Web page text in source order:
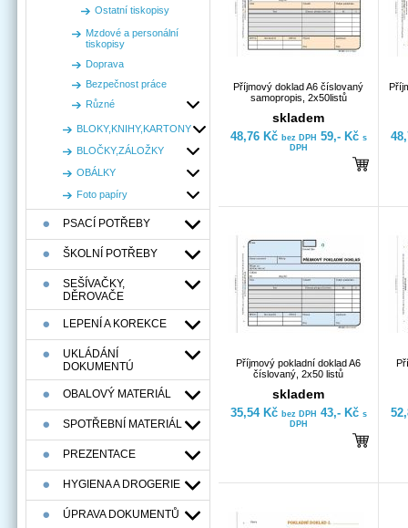
Ostatní tiskopisy
Mzdové a personální
tiskopisy
Doprava
Bezpečnost práce
Různé
BLOKY,KNIHY,KARTONY
BLOČKY,ZÁLOŽKY
OBÁLKY
Foto papíry
PSACÍ POTŘEBY
ŠKOLNÍ POTŘEBY
SEŠÍVAČKY,
DĚROVAČE
LEPENÍ A KOREKCE
UKLÁDÁNÍ
DOKUMENTÚ
OBALOVÝ MATERIÁL
SPOTŘEBNÍ MATERIÁL
PREZENTACE
HYGIENA A DROGERIE
ÚPRAVA DOKUMENTŮ
Příjmový doklad A6 číslovaný
samopropis, 2x50listů
skladem
48,76 Kč bez DPH 59,- Kč s
DPH
Příjmový pokladní doklad A6
číslovaný, 2x50 listů
skladem
35,54 Kč bez DPH 43,- Kč s
DPH